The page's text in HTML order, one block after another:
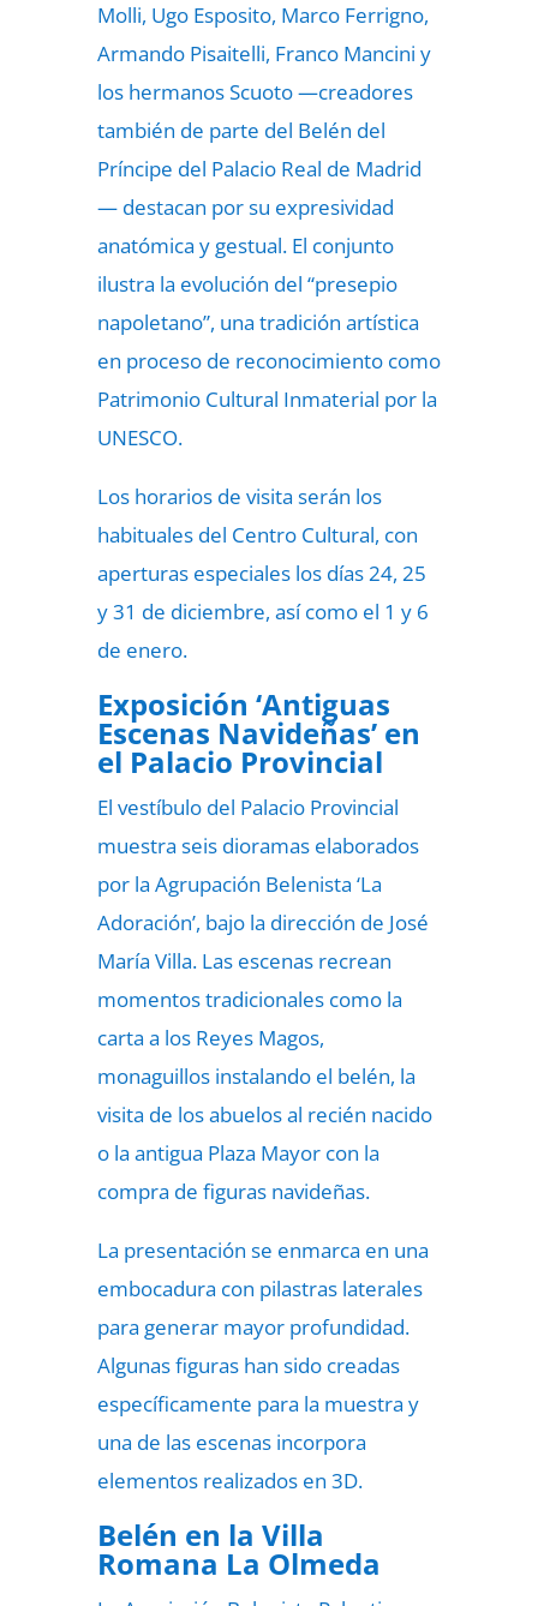
Molli, Ugo Esposito, Marco Ferrigno,
Armando Pisaitelli, Franco Mancini y
los hermanos Scuoto —creadores
también de parte del Belén del
Príncipe del Palacio Real de Madrid
— destacan por su expresividad
anatómica y gestual. El conjunto
ilustra la evolución del “presepio
napoletano”, una tradición artística
en proceso de reconocimiento como
Patrimonio Cultural Inmaterial por la
UNESCO.
Los horarios de visita serán los
habituales del Centro Cultural, con
aperturas especiales los días 24, 25
y 31 de diciembre, así como el 1 y 6
de enero.
Exposición ‘Antiguas
Escenas Navideñas’ en
el Palacio Provincial
El vestíbulo del Palacio Provincial
muestra seis dioramas elaborados
por la Agrupación Belenista ‘La
Adoración’, bajo la dirección de José
María Villa. Las escenas recrean
momentos tradicionales como la
carta a los Reyes Magos,
monaguillos instalando el belén, la
visita de los abuelos al recién nacido
o la antigua Plaza Mayor con la
compra de figuras navideñas.
La presentación se enmarca en una
embocadura con pilastras laterales
para generar mayor profundidad.
Algunas figuras han sido creadas
específicamente para la muestra y
una de las escenas incorpora
elementos realizados en 3D.
Belén en la Villa
Romana La Olmeda